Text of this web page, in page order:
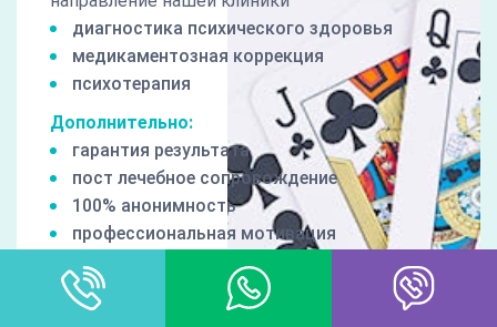
диагностика психического здоровья
медикаментозная коррекция
психотерапия
Дополнительно:
гарантия результата
пост лечебное сопровождение
100% анонимность
профессиональная мотивация
от2000 руб/сут